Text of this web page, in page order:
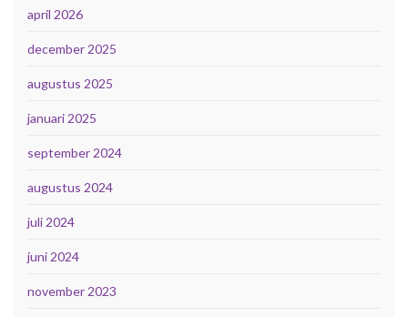
april 2026
december 2025
augustus 2025
januari 2025
september 2024
augustus 2024
juli 2024
juni 2024
november 2023